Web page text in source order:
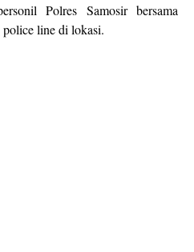
Polres Samosir bersama
police line di lokasi.